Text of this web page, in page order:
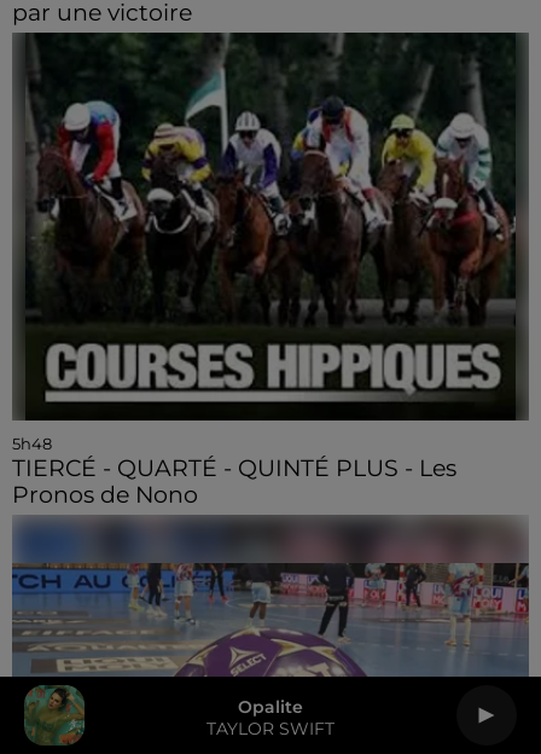
Opalite
TAYLOR SWIFT
par une victoire
5h48
TIERCÉ - QUARTÉ - QUINTÉ PLUS - Les
Pronos de Nono